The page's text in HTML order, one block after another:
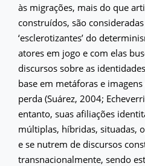
às migrações, mais do que
construídos, são
‘esclerotizantes’ do
atores em jogo e com elas
discursos sobre as
base em metáforas e
perda (Suárez, 2004;
entanto, suas afiliações
múltiplas, híbridas, situadas,
e se nutrem de discursos
transnacionalmente, sendo